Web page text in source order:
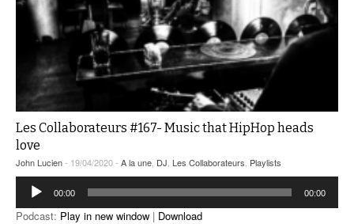
Les Collaborateurs #167- Music that HipHop heads
love
John Lucien- 19/04/2020 - A la une DJ Les Collaborateurs Playlists
Lecteur
audio
00:00 00:00
Podcast: Play in new window | Download